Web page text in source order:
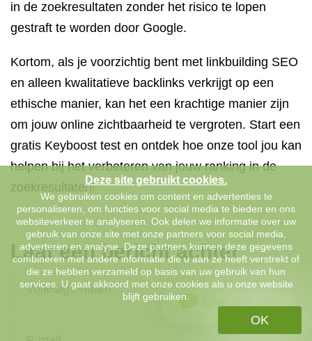
in de zoekresultaten zonder het risico te lopen
gestraft te worden door Google.
Kortom, als je voorzichtig bent met linkbuilding SEO
en alleen kwalitatieve backlinks verkrijgt op een
ethische manier, kan het een krachtige manier zijn
om jouw online zichtbaarheid te vergroten. Start een
gratis Keyboost test en ontdek hoe onze tool jou kan
helpen bij het verbeteren van jouw ranking in de
zoekresultaten!
Laat een bericht achter
Chat met ons
Deze site gebruikt cookies.
We gebruiken cookies om content en advertenties te
personaliseren, om functies voor social media te bieden en ons
websiteverkeer te analyseren. Ook delen we informatie over uw
gebruik van onze site met onze partners voor social media,
adverteren en analyse. Deze partners kunnen deze gegevens
combineren met andere informatie die u aan ze heeft verstrekt of
die ze hebben verzameld op basis van uw gebruik van hun
services. U gaat akkoord met onze cookies als u onze website
blijft gebruiken.
OK